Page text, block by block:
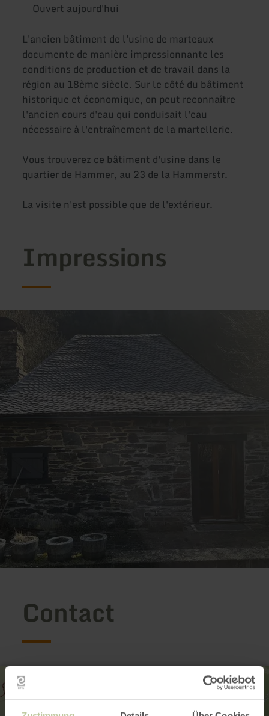
Ouvert aujourd'hui
L'ancien bâtiment de l'usine de marteaux
documente de manière impressionnante les
conditions de production et de travail dans la
région au 18ème siècle. Sur le côté du bâtiment
historique et économique, on peut reconnaître
l'ancien cours d'eau qui conduisait l'eau
nécessaire à l'entraînement de la martellerie.
Vous trouverez ce bâtiment d'usine dans le
quartier de Hammer, au 23 de la Hammerstr.
La visite n'est possible que de l'extérieur.
Impressions
Contact